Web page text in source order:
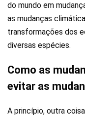
do mundo em
as mudanças
transformações dos
diversas espécies.
Como as
evitar as
A princípio, outra